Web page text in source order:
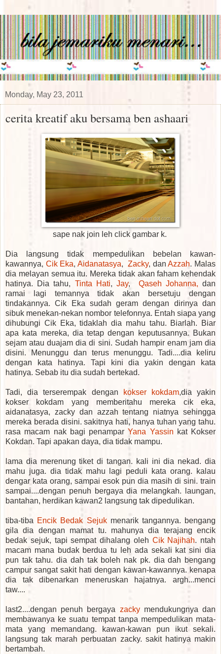
Monday, May 23, 2011
cerita kreatif aku bersama ben ashaari
sape nak join leh click gambar k.
Dia langsung tidak mempedulikan bebelan kawan-
kawannya, Cik Eka, Aidanatasya,Zacky, danAzzah. Malas
dia melayan semua itu. Mereka tidak akan faham kehendak
hatinya. Dia tahu, Tinta Hati,Jay, Qaseh Johanna, dan
ramai lagi temannya tidak akan bersetuju dengan
tindakannya. Cik Eka sudah geram dengan dirinya dan
sibuk menekan-nekan nombor telefonnya. Entah siapa yang
dihubungi Cik Eka, tidaklah dia mahu tahu. Biarlah. Biar
apa kata mereka, dia tetap dengan keputusannya. Bukan
sejam atau duajam dia di sini. Sudah hampir enam jam dia
disini. Menunggu dan terus menunggu. Tadi....dia keliru
dengan kata hatinya. Tapi kini dia yakin dengan kata
hatinya. Sebab itu dia sudah bertekad.
Tadi, dia terserempak dengan kokser kokdam,dia yakin
kokser kokdam yang memberitahu mereka cik eka,
aidanatasya, zacky dan azzah tentang niatnya sehingga
mereka berada disini. sakitnya hati, hanya tuhan yang tahu.
rasa macam nak bagi penamparYana Yassin kat Kokser
Kokdan. Tapi apakan daya, dia tidak mampu.
lama dia merenung tiket di tangan. kali ini dia nekad. dia
mahu juga. dia tidak mahu lagi peduli kata orang. kalau
dengar kata orang, sampai esok pun dia masih di sini. train
sampai....dengan penuh bergaya dia melangkah. laungan,
bantahan, herdikan kawan2 langsung tak dipedulikan.
tiba-tiba Encik Bedak Sejukmenarik tangannya. bengang
gila dia dengan mamat tu. mahunya dia terajang encik
bedak sejuk, tapi sempat dihalang oleh Cik Najihah. ntah
macam mana budak berdua tu leh ada sekali kat sini dia
pun tak tahu. dia dah tak boleh nak pk. dia dah bengang
campur sangat sakit hati dengan kawan-kawannya. kenapa
dia tak dibenarkan meneruskan hajatnya. argh...menci
taw....
last2....dengan penuh bergaya zackymendukungnya dan
membawanya ke suatu tempat tanpa mempedulikan mata-
mata yang memandang. kawan-kawan pun ikut sekali.
langsung tak marah perbuatan zacky. sakit hatinya makin
bertambah.